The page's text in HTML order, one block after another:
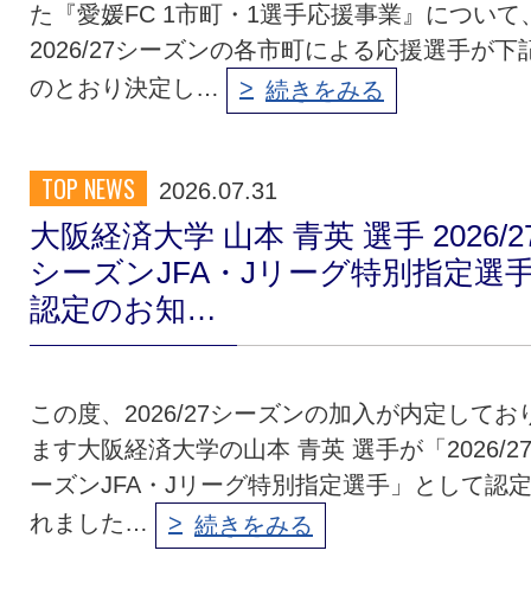
た『愛媛FC 1市町・1選手応援事業』について
2026/27シーズンの各市町による応援選手が下
のとおり決定し…
続きをみる
TOP NEWS 2026.07.31
大阪経済大学 山本 青英 選手 2026/
シーズンJFA・Jリーグ特別指定選
認定のお知…
この度、2026/27シーズンの加入が内定してお
ます大阪経済大学の山本 青英 選手が「2026/
ーズンJFA・Jリーグ特別指定選手」として認
れました…
続きをみる